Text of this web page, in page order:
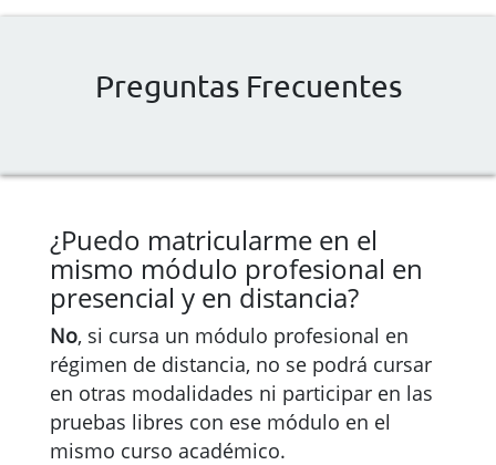
Preguntas Frecuentes
¿Puedo matricularme en el
mismo módulo profesional en
presencial y en distancia?
No, si cursa un módulo profesional en
régimen de distancia, no se podrá cursar
en otras modalidades ni participar en las
pruebas libres con ese módulo en el
mismo curso académico.